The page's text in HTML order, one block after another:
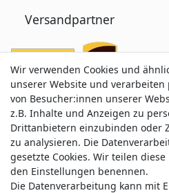
Versandpartner
Service & Kontakt
Wir verwenden Cookies und
unserer Website und verarbeiten
von Besucher:innen unserer
z.B. Inhalte und Anzeigen zu
Drittanbietern einzubinden oder
zu analysieren. Die
gesetzte Cookies. Wir teilen
den Einstellungen benennen.
Die Datenverarbeitung kann mit
Wir verwenden Cookies und
unserer Website und verarbeiten
von Besucher:innen unserer
z.B. Inhalte und Anzeigen zu
Drittanbietern einzubinden oder
zu analysieren. Die
gesetzte Cookies. Wir teilen
den Einstellungen benennen.
Die Datenverarbeitung kann mit